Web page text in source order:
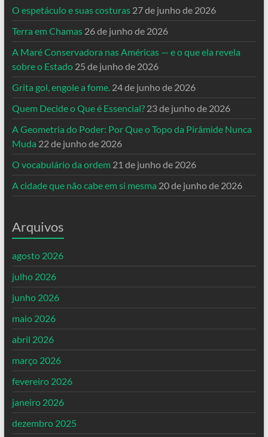
O espetáculo e suas costuras 27 de junho de 2026
Terra em Chamas 26 de junho de 2026
A Maré Conservadora nas Américas — e o que ela revela
sobre o Estado 25 de junho de 2026
Grita gol, engole a fome. 24 de junho de 2026
Quem Decide o Que é Essencial? 23 de junho de 2026
A Geometria do Poder: Por Que o Topo da Pirâmide Nunca
Muda 22 de junho de 2026
O vocabulário da ordem 21 de junho de 2026
A cidade que não cabe em si mesma 20 de junho de 2026
Arquivos
agosto 2026
julho 2026
junho 2026
maio 2026
abril 2026
março 2026
fevereiro 2026
janeiro 2026
dezembro 2025